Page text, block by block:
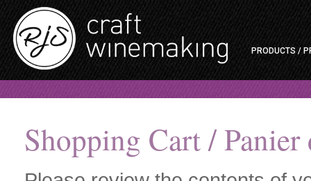
PRODUCTS /
Shopping Cart / Panier